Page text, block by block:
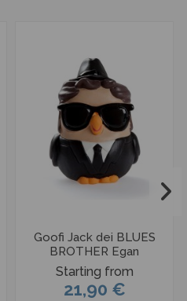
Goofi Jack dei BLUES
BROTHER Egan
Starting from
21,90 €